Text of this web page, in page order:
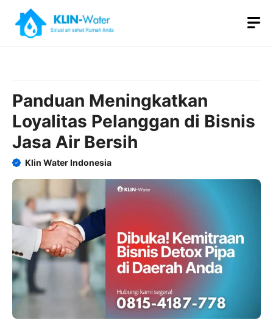
content
Panduan Meningkatkan
Loyalitas Pelanggan di Bisnis
Jasa Air Bersih
Klin Water Indonesia